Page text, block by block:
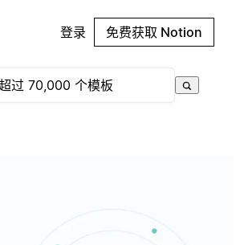
登录 免费获取 Notion